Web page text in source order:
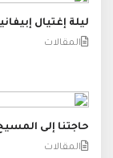
ليلة إغتيال
المقالات
حاجتنا إلى
المقالات